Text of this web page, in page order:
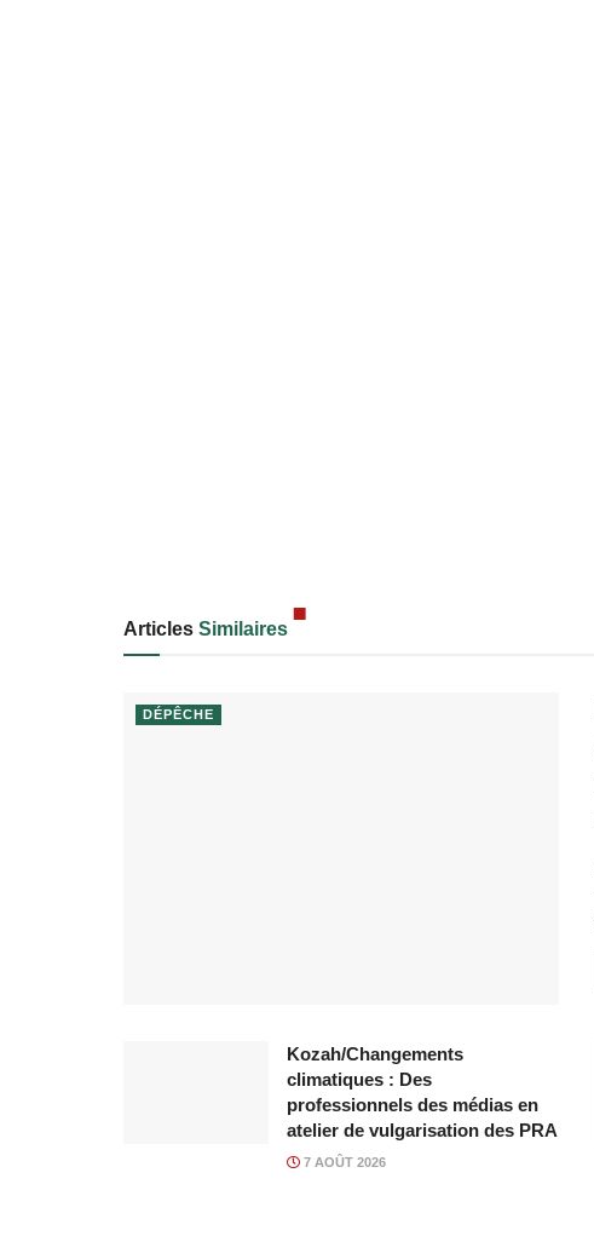
Articles Similaires
DÉPÊCHE
Kozah/Changements
climatiques : Des
professionnels des médias en
atelier de vulgarisation des PRA
7 AOÛT 2026